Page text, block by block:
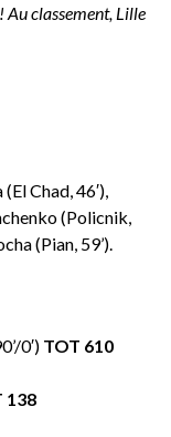
Au classement, Lille
Chad, 46′),
(Policnik,
(Pian, 59’).
0′) TOT 610
138